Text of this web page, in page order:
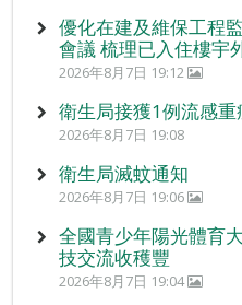
優化在建及維保工程
會議 梳理已入住樓宇
2026年8月7日 19:12
衛生局接獲1例流感重
2026年8月7日 19:08
衛生局滅蚊通知
2026年8月7日 19:06
全國青少年陽光體育
技交流收穫豐
2026年8月7日 19:04